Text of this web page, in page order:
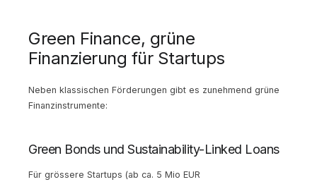
Green Finance, grüne
Finanzierung für Startups
Neben klassischen Förderungen gibt es zunehmend grüne
Finanzinstrumente:
Green Bonds und Sustainability-Linked Loans
Für grössere Startups (ab ca. 5 Mio EUR